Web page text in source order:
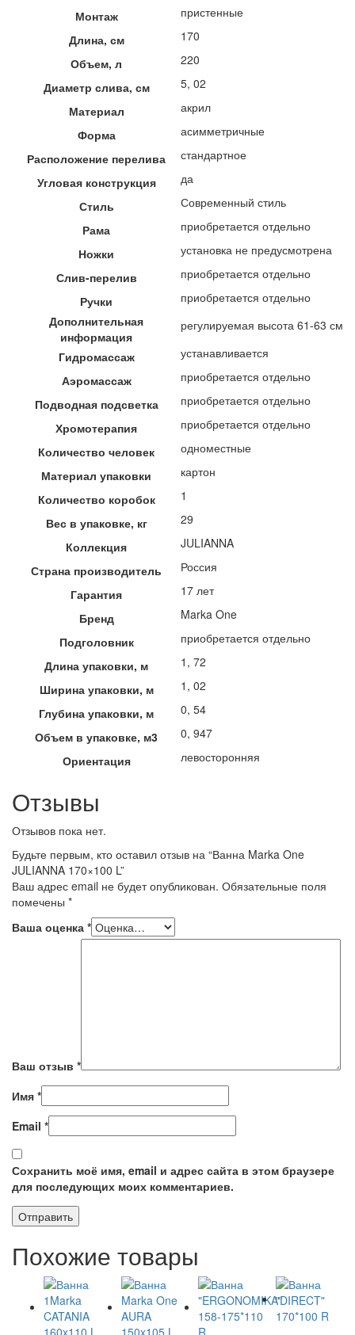
Монтаж
пристенные
Длина, см
170
Объем, л
220
Диаметр слива, см
5, 02
Материал
акрил
Форма
асимметричные
Расположение перелива
стандартное
Угловая конструкция
да
Стиль
Современный стиль
Рама
приобретается отдельно
Ножки
установка не предусмотрена
Слив-перелив
приобретается отдельно
Ручки
приобретается отдельно
Дополнительная
информация
регулируемая высота 61-63 см
Гидромассаж
устанавливается
Аэромассаж
приобретается отдельно
Подводная подсветка
приобретается отдельно
Хромотерапия
приобретается отдельно
Количество человек
одноместные
Материал упаковки
картон
Количество коробок
1
Вес в упаковке, кг
29
Коллекция
JULIANNA
Страна производитель
Россия
Гарантия
17 лет
Бренд
Marka One
Подголовник
приобретается отдельно
Длина упаковки, м
1, 72
Ширина упаковки, м
1, 02
Глубина упаковки, м
0, 54
Объем в упаковке, м3
0, 947
Ориентация
левосторонняя
Отзывы
Отзывов пока нет.
Будьте первым, кто оставил отзыв на “Ванна Marka One
JULIANNA 170×100 L”
Ваш адрес email не будет опубликован. Обязательные поля
помечены *
Ваша оценка *
Ваш отзыв *
Имя *
Email *
Сохранить моё имя, email и адрес сайта в этом браузере
для последующих моих комментариев.
Похожие товары